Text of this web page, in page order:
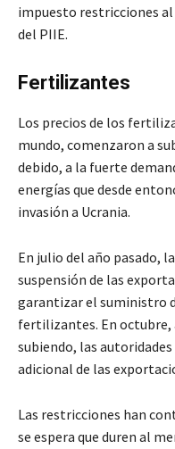
impuesto restricciones
del PIIE.
Fertilizantes
Los precios de los
mundo, comenzaron a
debido, a la fuerte
energías que desde
invasión a Ucrania.
En julio del año pasado,
suspensión de las
garantizar el suministro
fertilizantes. En octubre,
subiendo, las
adicional de las
Las restricciones han
se espera que duren al